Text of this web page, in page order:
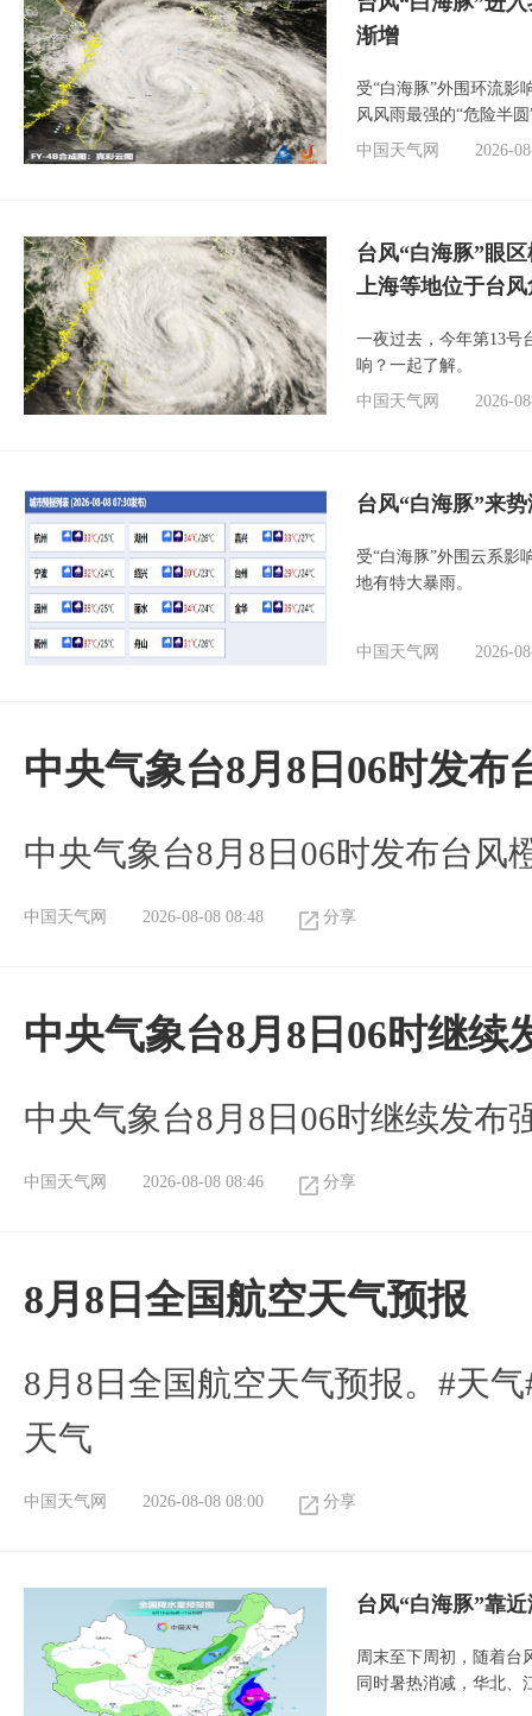
渐增
受“白海豚”外围环流影
风风雨最强的“危险半
中国天气网
2026-
台风“白海豚”眼
上海等地位于台
一夜过去，今年第13号
响？一起了解。
中国天气网
2026-
台风“白海豚”来
受“白海豚”外围云系影
地有特大暴雨。
中国天气网 2026-
中央气象台8月8日06时发布
中央气象台8月8日06时发布台风
中国天气网 2026-08-08 08:48 分享
中央气象台8月8日06时继
中央气象台8月8日06时继续发布
中国天气网 2026-08-08 08:46 分享
8月8日全国航空天气预报
8月8日全国航空天气预报。#天
天气
中国天气网 2026-08-08 08:00 分享
台风“白海豚”靠
周末至下周初，随着台
同时暑热消减，华北、